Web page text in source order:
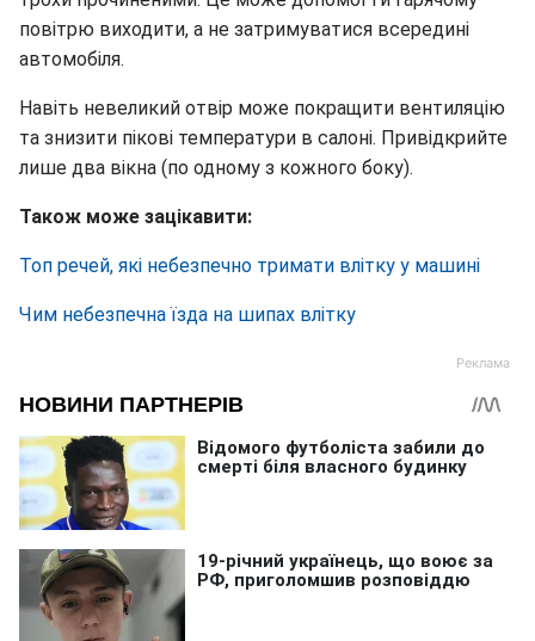
повітрю виходити, а не затримуватися всередині
автомобіля.
Навіть невеликий отвір може покращити вентиляцію
та знизити пікові температури в салоні. Привідкрийте
лише два вікна (по одному з кожного боку).
Також може зацікавити:
Топ речей, які небезпечно тримати влітку у машині
Чим небезпечна їзда на шипах влітку